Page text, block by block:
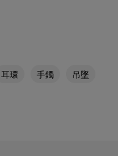
耳環 手鐲
吊墜